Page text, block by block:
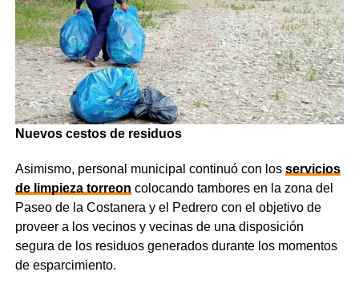
Nuevos cestos de residuos
Asimismo, personal municipal continuó con los servicios
de limpieza torreon colocando tambores en la zona del
Paseo de la Costanera y el Pedrero con el objetivo de
proveer a los vecinos y vecinas de una disposición
segura de los residuos generados durante los momentos
de esparcimiento.